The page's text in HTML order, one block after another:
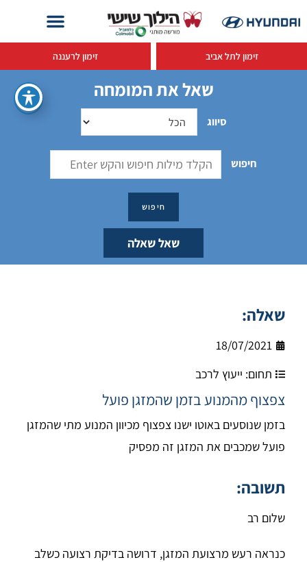
זימון לתל אביב זימון לרעננה
שאל את המומחה
סיווג
חיפוש
שאל שאלה
שאלה:
18/07/2021
תחום: ייעוץ לרכב
צפצוף מהמנוע בזמן שהמזגן פועל
בזמן שנוסעים באוטו ישנו צפצוף מכיוון המנוע מתי שהמזגן
פועל שמכבים את המזגן זה מפסיק
תשובה:
שלום רב
כנראה רעש מרצועת המזגן, דרושה בדיקת רצועה כשלב